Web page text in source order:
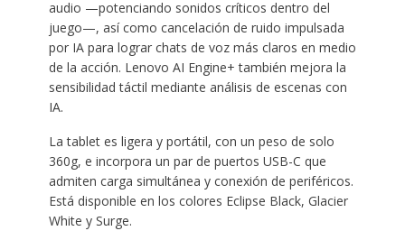
audio —potenciando sonidos críticos dentro del
juego—, así como cancelación de ruido impulsada
por IA para lograr chats de voz más claros en medio
de la acción. Lenovo AI Engine+ también mejora la
sensibilidad táctil mediante análisis de escenas con
IA.
La tablet es ligera y portátil, con un peso de solo
360g, e incorpora un par de puertos USB-C que
admiten carga simultánea y conexión de periféricos.
Está disponible en los colores Eclipse Black, Glacier
White y Surge.